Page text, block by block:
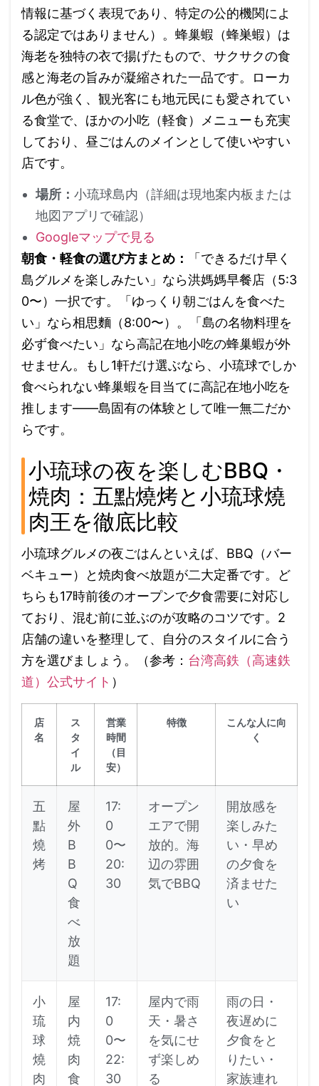
情報に基づく表現であり、特定の公的機関によ
る認定ではありません）。蜂巢蝦（蜂巣蝦）は
海老を独特の衣で揚げたもので、サクサクの食
感と海老の旨みが凝縮された一品です。ローカ
ル色が強く、観光客にも地元民にも愛されてい
る食堂で、ほかの小吃（軽食）メニューも充実
しており、昼ごはんのメインとして使いやすい
店です。
場所： 小琉球島内（詳細は現地案内板または
地図アプリで確認）
Googleマップで見る
朝食・軽食の選び方まとめ：
「できるだけ早く
島グルメを楽しみたい」なら洪媽媽早餐店（5:3
0〜）一択です。「ゆっくり朝ごはんを食べた
い」なら相思麵（8:00〜）。「島の名物料理を
必ず食べたい」なら高記在地小吃の蜂巢蝦が外
せません。もし1軒だけ選ぶなら、小琉球でしか
食べられない蜂巢蝦を目当てに高記在地小吃を
推します——島固有の体験として唯一無二だか
らです。
小琉球の夜を楽しむBBQ・
焼肉：五點燒烤と小琉球燒
肉王を徹底比較
小琉球グルメの夜ごはんといえば、BBQ（バー
ベキュー）と焼肉食べ放題が二大定番です。ど
ちらも17時前後のオープンで夕食需要に対応し
ており、混む前に並ぶのが攻略のコツです。2
店舗の違いを整理して、自分のスタイルに合う
方を選びましょう。（参考： 台湾高鉄（高速鉄
道）公式サイト ）
店
名
ス
タ
イ
ル
営業
時間
（目
安）
特徴
こんな人に向
く
五
點
燒
烤
屋
外
B
B
Q
食
べ
放
題
17:
0
0〜
20:
30
オープン
エアで開
放的。海
辺の雰囲
気でBBQ
開放感を
楽しみた
い・早め
の夕食を
済ませた
い
小
琉
球
燒
肉
屋
内
焼
肉
食
17:
0
0〜
22:
30
屋内で雨
天・暑さ
を気にせ
ず楽しめ
る
雨の日・
夜遅めに
夕食をと
りたい・
家族連れ